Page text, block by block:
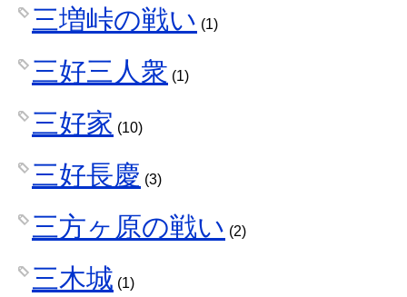
三増峠の戦い (1)
三好三人衆 (1)
三好家 (10)
三好長慶 (3)
三方ヶ原の戦い (2)
三木城 (1)